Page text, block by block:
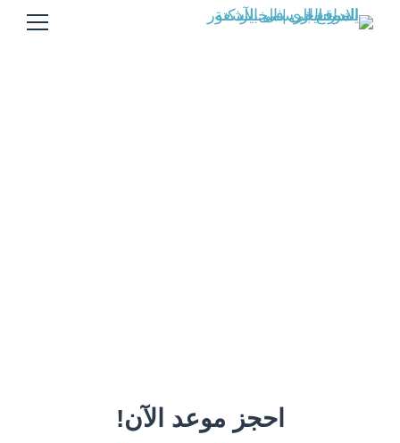
احجز موعد الآن!